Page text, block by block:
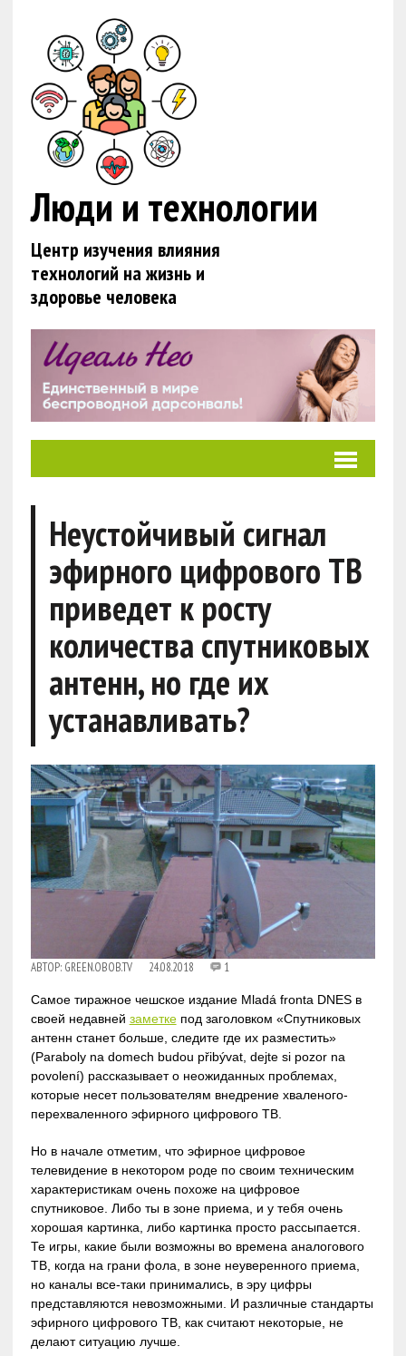
Люди и технологии
Центр изучения влияния
технологий на жизнь и
здоровье человека
Неустойчивый сигнал
эфирного цифрового ТВ
приведет к росту
количества спутниковых
антенн, но где их
устанавливать?
АВТОР: GREEN.OBOB.TV 24.08.2018 1
Самое тиражное чешское издание Mladá fronta DNES в
своей недавней заметкепод заголовком «Спутниковых
антенн станет больше, следите где их разместить»
(Paraboly na domech budou přibývat, dejte si pozor na
povolení) рассказывает о неожиданных проблемах,
которые несет пользователям внедрение хваленого-
перехваленного эфирного цифрового ТВ.
Но в начале отметим, что эфирное цифровое
телевидение в некотором роде по своим техническим
характеристикам очень похоже на цифровое
спутниковое. Либо ты в зоне приема, и у тебя очень
хорошая картинка, либо картинка просто рассыпается.
Те игры, какие были возможны во времена аналогового
ТВ, когда на грани фола, в зоне неуверенного приема,
но каналы все-таки принимались, в эру цифры
представляются невозможными. И различные стандарты
эфирного цифрового ТВ, как считают некоторые, не
делают ситуацию лучше.